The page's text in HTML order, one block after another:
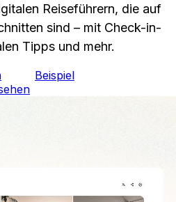
Reiseführern, die auf
sind – mit Check-in-
Tipps und mehr.
Beispiel